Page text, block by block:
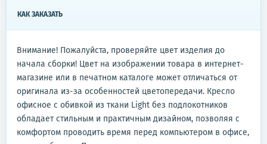
КАК ЗАКАЗАТЬ
Внимание! Пожалуйста, проверяйте цвет изделия до
начала сборки! Цвет на изображении товара в интернет-
магазине или в печатном каталоге может отличаться от
оригинала из-за особенностей цветопередачи. Кресло
офисное с обивкой из ткани Light без подлокотников
обладает стильным и практичным дизайном, позволяя с
комфортом проводить время перед компьютером в офисе,